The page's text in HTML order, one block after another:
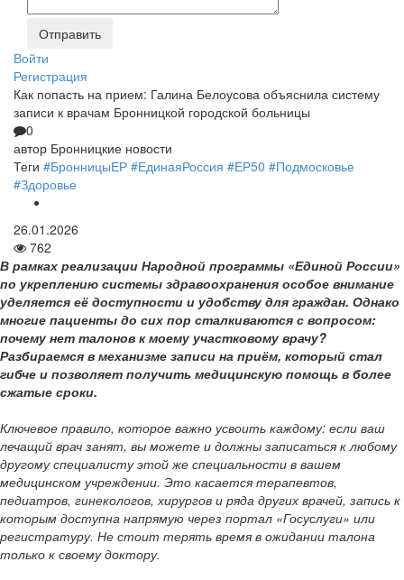
Войти
Регистрация
Как попасть на прием: Галина Белоусова объяснила систему
записи к врачам Бронницкой городской больницы
0
автор Бронницкие новости
Теги #БронницыЕР #ЕдинаяРоссия #ЕР50 #Подмосковье
#Здоровье
26.01.2026
762
В рамках реализации Народной программы «Единой России»
по укреплению системы здравоохранения особое внимание
уделяется её доступности и удобству для граждан. Однако
многие пациенты до сих пор сталкиваются с вопросом:
почему нет талонов к моему участковому врачу?
Разбираемся в механизме записи на приём, который стал
гибче и позволяет получить медицинскую помощь в более
сжатые сроки.
Ключевое правило, которое важно усвоить каждому: если ваш
лечащий врач занят, вы можете и должны записаться к любому
другому специалисту этой же специальности в вашем
медицинском учреждении. Это касается терапевтов,
педиатров, гинекологов, хирургов и ряда других врачей, запись к
которым доступна напрямую через портал «Госуслуги» или
регистратуру. Не стоит терять время в ожидании талона
только к своему доктору.